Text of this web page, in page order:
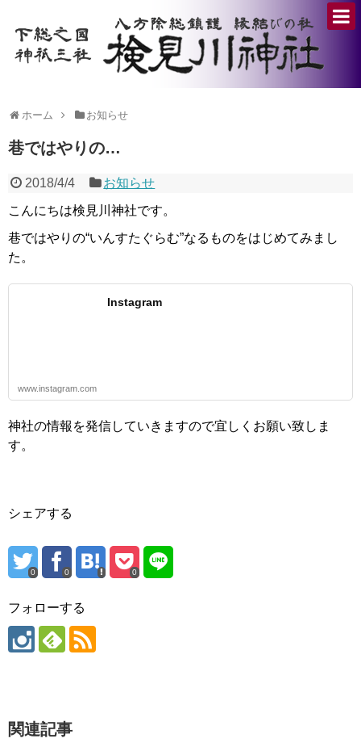
ホーム お知らせ
巷ではやりの…
2018/4/4
お知らせ
こんにちは検見川神社です。
巷ではやりの“いんすたぐらむ”なるものをはじめてみまし
た。
Instagram
www.instagram.com
神社の情報を発信していきますので宜しくお願い致しま
す。
シェアする
0 0 0
フォローする
関連記事